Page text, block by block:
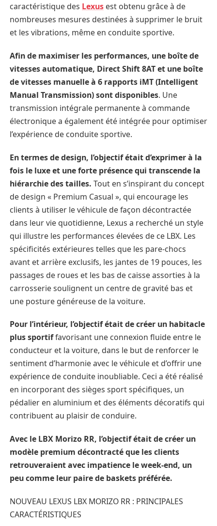
caractéristique des Lexus est obtenu grâce à de
nombreuses mesures destinées à supprimer le bruit
et les vibrations, même en conduite sportive.
Afin de maximiser les performances, une boîte de
vitesses automatique, Direct Shift 8AT et une boîte
de vitesses manuelle à 6 rapports iMT (Intelligent
Manual Transmission) sont disponibles. Une
transmission intégrale permanente à commande
électronique a également été intégrée pour optimiser
l’expérience de conduite sportive.
En termes de design, l’objectif était d’exprimer à la
fois le luxe et une forte présence qui transcende la
hiérarchie des tailles. Tout en s’inspirant du concept
de design « Premium Casual », qui encourage les
clients à utiliser le véhicule de façon décontractée
dans leur vie quotidienne, Lexus a recherché un style
qui illustre les performances élevées de ce LBX. Les
spécificités extérieures telles que les pare-chocs
avant et arrière exclusifs, les jantes de 19 pouces, les
passages de roues et les bas de caisse assorties à la
carrosserie soulignent un centre de gravité bas et
une posture généreuse de la voiture.
Pour l’intérieur, l’objectif était de créer un habitacle
plus sportiffavorisant une connexion fluide entre le
conducteur et la voiture, dans le but de renforcer le
sentiment d’harmonie avec le véhicule et d’offrir une
expérience de conduite inoubliable. Ceci a été réalisé
en incorporant des sièges sport spécifiques, un
pédalier en aluminium et des éléments décoratifs qui
contribuent au plaisir de conduire.
Avec le LBX Morizo RR, l’objectif était de créer un
modèle premium décontracté que les clients
retrouveraient avec impatience le week-end, un
peu comme leur paire de baskets préférée.
NOUVEAU LEXUS LBX MORIZO RR : PRINCIPALES
CARACTÉRISTIQUES